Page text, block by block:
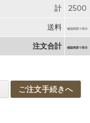
計 2500
送料 確認画面で表示
注文合計 確認画面で表示
ご注文手続きへ